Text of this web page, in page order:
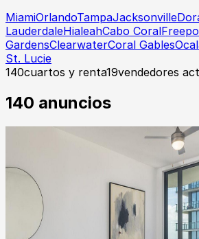
MiamiOrlandoTampaJacksonville
LauderdaleHialeahCabo Coral
GardensClearwaterCoral Gables
St. Lucie
140cuartos y renta19vendedores
140 anuncios